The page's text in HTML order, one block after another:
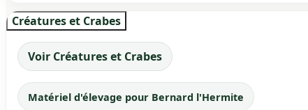
Créatures et Crabes
Voir Créatures et Crabes
Matériel d'élevage pour Bernard l'Hermite